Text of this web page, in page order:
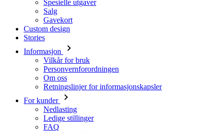
Informasjon
Vilkår for bruk
Personvernforordningen
Om oss
Retningslinjer for informasjonskapsler
For kunder
Nedlasting
Ledige stillinger
FAQ
Størrelsesguide
Kontakt
Retur
Logg inn